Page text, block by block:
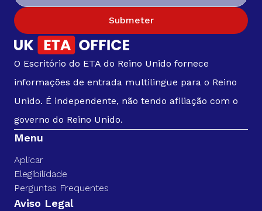
Submeter
O Escritório do ETA do Reino Unido fornece
informações de entrada multilingue para o Reino
Unido. É independente, não tendo afiliação com o
governo do Reino Unido.
Menu
Aplicar
Elegibilidade
Perguntas Frequentes
Aviso Legal